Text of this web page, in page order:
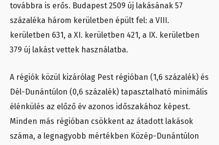
továbbra is erős. Budapest 2509 új lakásának 57
százaléka három kerületben épült fel: a VIII.
kerületben 631, a XI. kerületben 421, a IX. kerületben
379 új lakást vettek használatba.
A régiók közül kizárólag Pest régióban (1,6 százalék) és
Dél-Dunántúlon (0,6 százalék) tapasztalható minimális
élénkülés az előző év azonos időszakához képest.
Minden más régióban csökkent az átadott lakások
száma, a legnagyobb mértékben Közép-Dunántúlon